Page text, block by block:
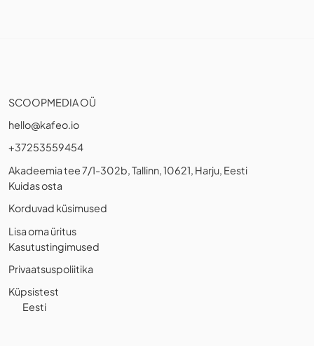
SCOOPMEDIA OÜ
hello@kafeo.io
+37253559454
Akadeemia tee 7/1-302b, Tallinn, 10621, Harju, Eesti
Kuidas osta
Korduvad küsimused
Lisa oma üritus
Kasutustingimused
Privaatsuspoliitika
Küpsistest
Eesti